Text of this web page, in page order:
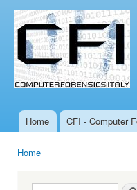
Menu principale
Home CFI - Computer
Home
Form di ricerca